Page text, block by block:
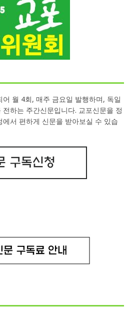
월 4회, 매주 금요일 발행하며, 독일
하는 주간신문입니다. 교포신문을 정
서 편하게 신문을 받아보실 수 있습